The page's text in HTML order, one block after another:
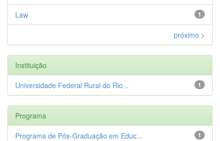
1
Law
próximo >
Instituição
1
Universidade Federal Rural do Rio...
Programa
1
Programa de Pós-Graduação em Educ...